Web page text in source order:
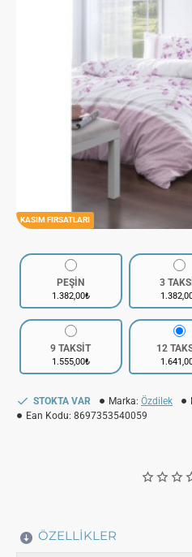
KASIM FIRSATLARI
PEŞİN
1.382,00₺
3
9 TAKSİT
1.555,00₺
12
STOKTA VAR Marka: Özdilek
Ean Kodu: 8697353540059
ÖZELLIKLER